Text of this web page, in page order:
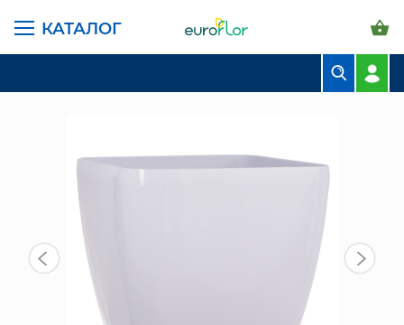
КАТАЛОГ
ЦВЕТЫ В ПАЧКАХ
ГЛАВНАЯ СТРАНИЦА КАТАЛОГ
ГОРШКИ И КАШПО